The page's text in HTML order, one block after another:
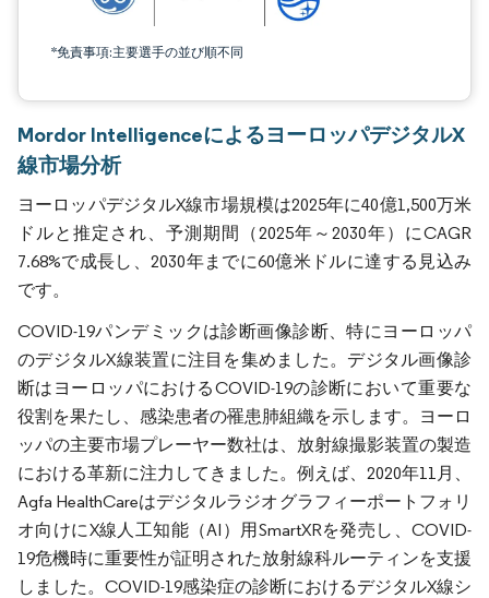
*免責事項:主要選手の並び順不同
Mordor IntelligenceによるヨーロッパデジタルX
線市場分析
ヨーロッパデジタルX線市場規模は2025年に40億1,500万米
ドルと推定され、予測期間（2025年～2030年）にCAGR
7.68%で成長し、2030年までに60億米ドルに達する見込み
です。
COVID-19パンデミックは診断画像診断、特にヨーロッパ
のデジタルX線装置に注目を集めました。デジタル画像診
断はヨーロッパにおけるCOVID-19の診断において重要な
役割を果たし、感染患者の罹患肺組織を示します。ヨーロ
ッパの主要市場プレーヤー数社は、放射線撮影装置の製造
における革新に注力してきました。例えば、2020年11月、
Agfa HealthCareはデジタルラジオグラフィーポートフォリ
オ向けにX線人工知能（AI）用SmartXRを発売し、COVID-
19危機時に重要性が証明された放射線科ルーティンを支援
しました。COVID-19感染症の診断におけるデジタルX線シ